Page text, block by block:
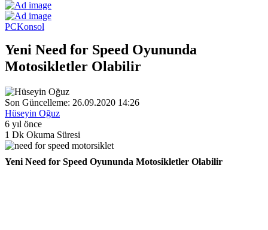
PCKonsol
Yeni Need for Speed Oyununda
Motosikletler Olabilir
Son Güncelleme: 26.09.2020 14:26
Hüseyin Oğuz
6 yıl önce
1 Dk Okuma Süresi
Yeni Need for Speed Oyununda Motosikletler Olabilir